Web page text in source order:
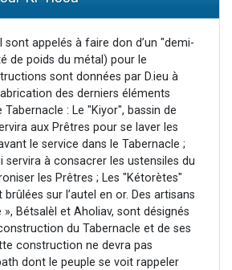
vient de donner son Maasser
Il reste 49 places pour étudier en groupe sur Zoom
vient de donner son Maasser
sont appelés à faire don d’un "demi-
de poids du métal) pour le
sont données par D.ieu à
des derniers éléments
: Le "Kiyor", bassin de
aux Prêtres pour se laver les
le service dans le Tabernacle ;
servira à consacrer les ustensiles du
les Prêtres ; Les "Kétorètes"
sur l’autel en or. Des artisans
Bétsalèl et Aholiav, sont désignés
du Tabernacle et de ses
construction ne devra pas
dont le peuple se voit rappeler